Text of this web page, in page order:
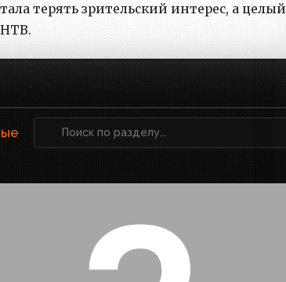
терять зрительский интерес, а целый
НТВ.